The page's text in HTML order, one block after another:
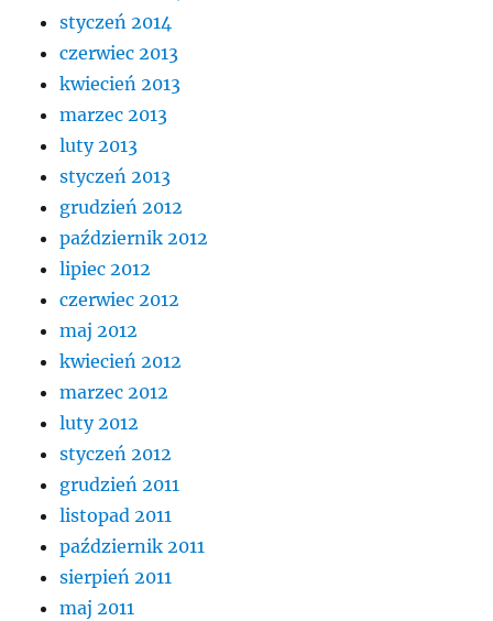
styczeń 2014
czerwiec 2013
kwiecień 2013
marzec 2013
luty 2013
styczeń 2013
grudzień 2012
październik 2012
lipiec 2012
czerwiec 2012
maj 2012
kwiecień 2012
marzec 2012
luty 2012
styczeń 2012
grudzień 2011
listopad 2011
październik 2011
sierpień 2011
maj 2011